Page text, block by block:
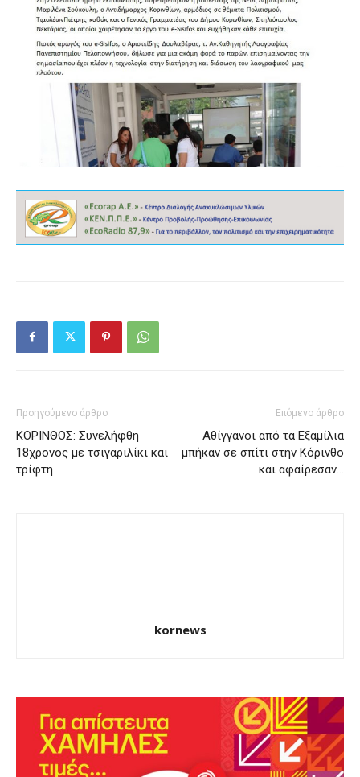
Προηγούμενο άρθρο
ΚΟΡΙΝΘΟΣ: Συνελήφθη
18χρονος με τσιγαριλίκι και
τρίφτη
Επόμενο άρθρο
Αθίγγανοι από τα Εξαμίλια
μπήκαν σε σπίτι στην Κόρινθο
και αφαίρεσαν…
kornews